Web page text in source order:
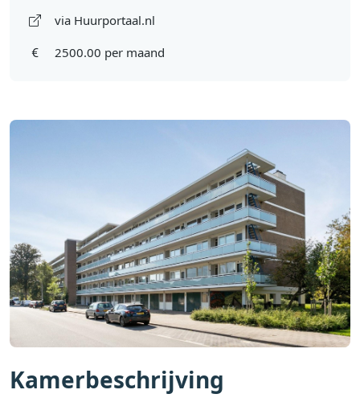
Kamerbeschrijving
via Huurportaal.nl
2500.00 per maand